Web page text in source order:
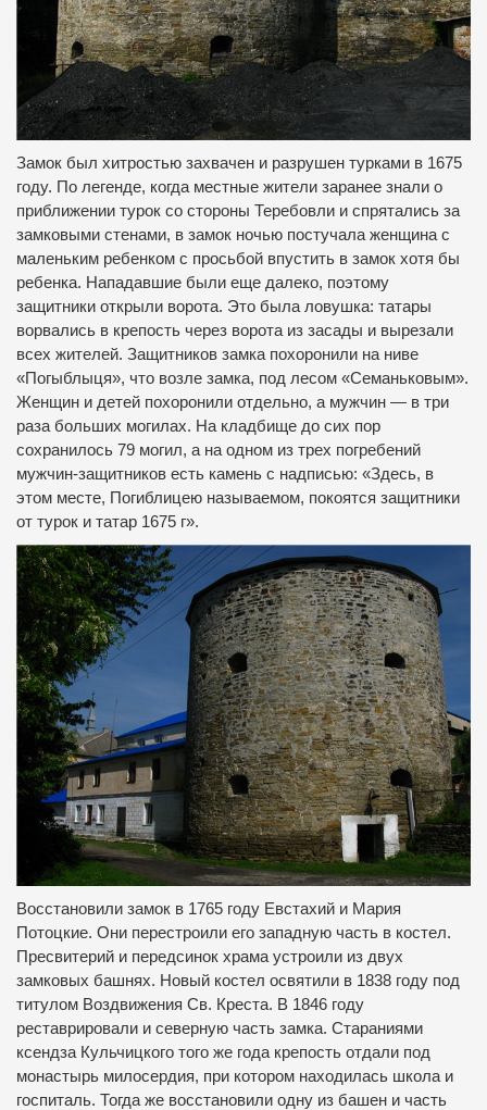
Замок был хитростью захвачен и разрушен турками в 1675
году. По легенде, когда местные жители заранее знали о
приближении турок со стороны Теребовли и спрятались за
замковыми стенами, в замок ночью постучала женщина с
маленьким ребенком с просьбой впустить в замок хотя бы
ребенка. Нападавшие были еще далеко, поэтому
защитники открыли ворота. Это была ловушка: татары
ворвались в крепость через ворота из засады и вырезали
всех жителей. Защитников замка похоронили на ниве
«Погыблыця», что возле замка, под лесом «Семаньковым».
Женщин и детей похоронили отдельно, а мужчин — в три
раза больших могилах. На кладбище до сих пор
сохранилось 79 могил, а на одном из трех погребений
мужчин-защитников есть камень с надписью: «Здесь, в
этом месте, Погиблицею называемом, покоятся защитники
от турок и татар 1675 г».
Восстановили замок в 1765 году Евстахий и Мария
Потоцкие. Они перестроили его западную часть в костел.
Пресвитерий и передсинок храма устроили из двух
замковых башнях. Новый костел освятили в 1838 году под
титулом Воздвижения Св. Креста. В 1846 году
реставрировали и северную часть замка. Стараниями
ксендза Кульчицкого того же года крепость отдали под
монастырь милосердия, при котором находилась школа и
госпиталь. Тогда же восстановили одну из башен и часть